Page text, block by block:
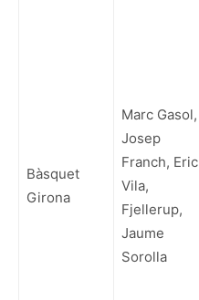
Bàsquet
Girona
Marc Gasol,
Josep
Franch, Eric
Vila,
Fjellerup,
Jaume
Sorolla